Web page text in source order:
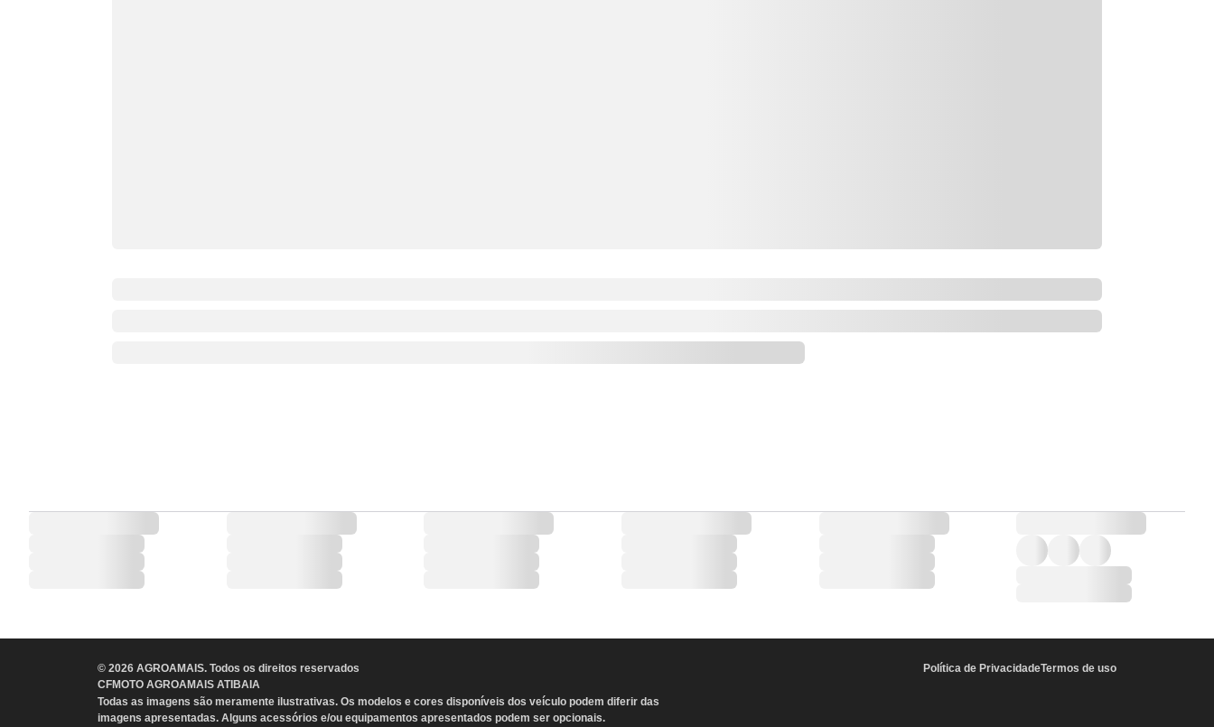
© 2026 AGROAMAIS. Todos os direitos reservados Política de PrivacidadeTermos de uso
CFMOTO AGROAMAIS ATIBAIA
Todas as imagens são meramente ilustrativas. Os modelos e cores disponíveis dos veículo podem diferir das
imagens apresentadas. Alguns acessórios e/ou equipamentos apresentados podem ser opcionais.